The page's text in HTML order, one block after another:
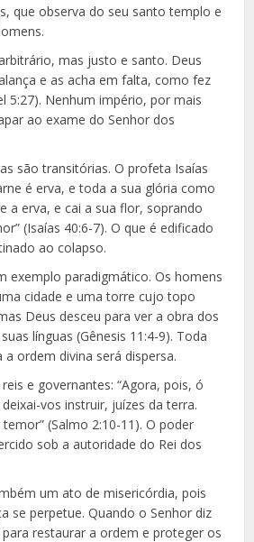
que observa do seu santo templo e
mas justo e santo. Deus
e as acha em falta, como fez
5:27). Nenhum império, por mais
ao exame do Senhor dos
são transitórias. O profeta Isaías
é erva, e toda a sua glória como
a erva, e cai a sua flor, soprando
(Isaías 40:6-7). O que é edificado
ao colapso.
exemplo paradigmático. Os homens
cidade e uma torre cujo topo
Deus desceu para ver a obra dos
línguas (Gênesis 11:4-9). Toda
ordem divina será dispersa.
e governantes: “Agora, pois, ó
vos instruir, juízes da terra.
(Salmo 2:10-11). O poder
sob a autoridade do Rei dos
um ato de misericórdia, pois
se perpetue. Quando o Senhor diz
para restaurar a ordem e proteger os